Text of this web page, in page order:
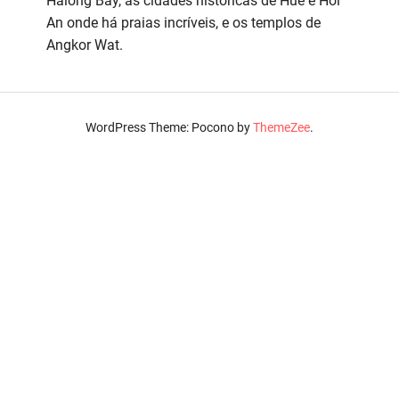
An onde há praias incríveis, e os templos de
Angkor Wat.
WordPress Theme: Pocono byThemeZee.